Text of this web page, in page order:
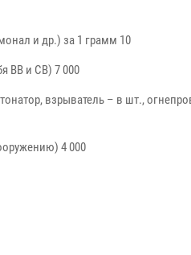
и др.) за 1 грамм 10
ВВ и СВ) 7 000
взрыватель – в шт.,
4 000